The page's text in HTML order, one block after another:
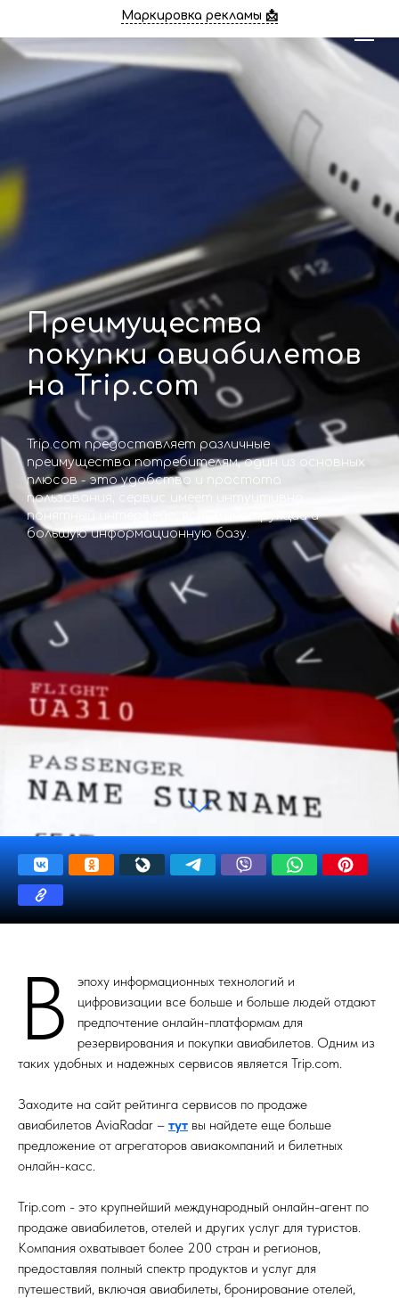
Маркировка рекламы 📩
Преимущества
покупки авиабилетов
на Trip.com
Trip.com предоставляет различные
преимущества потребителям, один из основных
плюсов - это удобство и простота
пользования, сервис имеет интуитивно
понятный интерфейс, ясные инструкции и
большую информационную базу.
В
эпоху информационных технологий и
цифровизации все больше и больше людей отдают
предпочтение онлайн-платформам для
резервирования и покупки авиабилетов. Одним из
таких удобных и надежных сервисов является Trip.com.
Заходите на сайт рейтинга сервисов по продаже
авиабилетов AviaRadar – тут вы найдете еще больше
предложение от агрегаторов авиакомпаний и билетных
онлайн-касс.
Trip.com - это крупнейший международный онлайн-агент по
продаже авиабилетов, отелей и других услуг для туристов.
Компания охватывает более 200 стран и регионов,
предоставляя полный спектр продуктов и услуг для
путешествий, включая авиабилеты, бронирование отелей,